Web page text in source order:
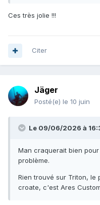
Ces très jolie !!!
Citer
Jäger
Posté(e) le 10 juin
Le 09/06/2026 à
Man craquerait bien
problème.
Rien trouvé sur Triton, le
croate, c'est Ares